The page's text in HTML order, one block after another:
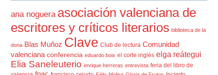
ana noguera asociación valenciana de
escritores y críticos literarios biblioteca de la
dona Blas Muñoz Clave Club de lectura Comunidad
valenciana conferencia eduardo boix el corte inglés elga reátegui
Elia Saneleuterio enrique herreras entrevista feria del libro de